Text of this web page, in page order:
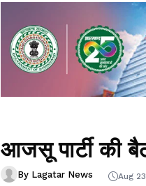
आजसू पार्टी की
By Lagatar News Aug